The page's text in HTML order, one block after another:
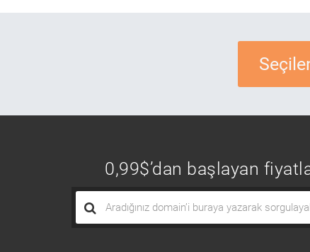
0,99$’dan başlayan